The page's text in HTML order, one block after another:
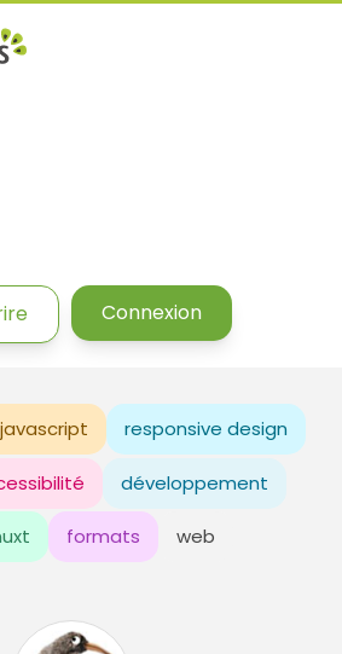
Connexion
javascript responsive design
développement
formats web